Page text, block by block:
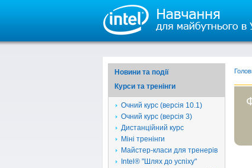
Новини та події
Курси та тренінги
Очний курс (версія 10.1)
Очний курс (версія 3)
Дистанційний курс
Міні тренінги
Майстер-класи для тренерів
Intel® "Шлях до успіху"